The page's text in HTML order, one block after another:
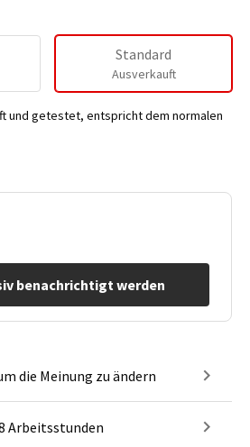
benachrichtigt werden
Standard
Ausverkauft
und getestet, entspricht dem normalen
die Meinung zu ändern
Arbeitsstunden